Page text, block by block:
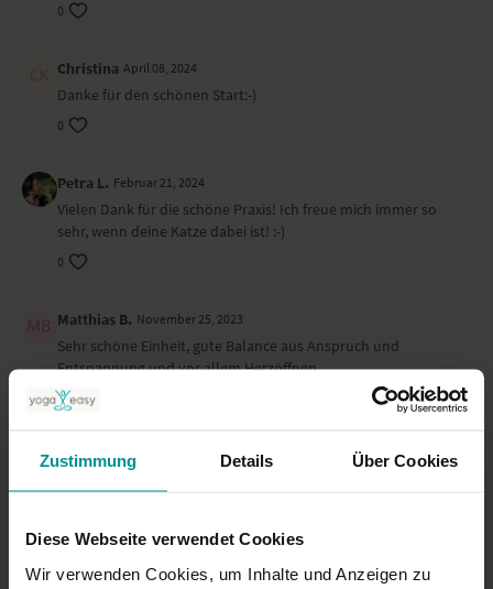
Zustimmung Details Über Cookies
Diese Webseite verwendet Cookies
Wir verwenden Cookies, um Inhalte und Anzeigen zu
0
Christina April 08, 2024
Danke für den schönen Start:-)
0
Petra L. Februar 21, 2024
Vielen Dank für die schöne Praxis! Ich freue mich immer so
sehr, wenn deine Katze dabei ist! :-)
0
Matthias B. November 25, 2023
Sehr schöne Einheit, gute Balance aus Anspruch und
Entspannung und vor allem Herzöffnen.
0
Viktoria H. August 06, 2023